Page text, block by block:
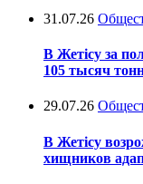
31.07.26
В Жетісу за
105 тысяч
29.07.26
В Жетісу
хищников